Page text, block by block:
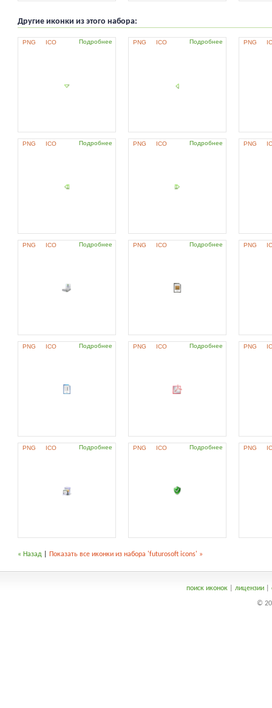
Другие иконки из этого набора:
PNG ICO Подробнее PNG ICO Подробнее PNG
PNG ICO Подробнее PNG ICO Подробнее PNG
PNG ICO Подробнее PNG ICO Подробнее PNG
PNG ICO Подробнее PNG ICO Подробнее PNG
PNG ICO Подробнее PNG ICO Подробнее PNG
« Назад Показать все иконки из набора 'futurosoft icons' »
поиск иконок| лицензии|
©